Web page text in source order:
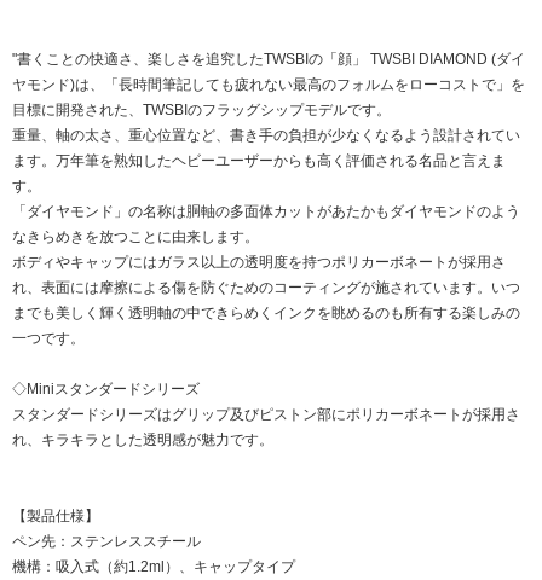
"書くことの快適さ、楽しさを追究したTWSBIの「顔」 TWSBI DIAMOND (ダイ
ヤモンド)は、「長時間筆記しても疲れない最高のフォルムをローコストで」を
目標に開発された、TWSBIのフラッグシップモデルです。
重量、軸の太さ、重心位置など、書き手の負担が少なくなるよう設計されてい
ます。万年筆を熟知したヘビーユーザーからも高く評価される名品と言えま
す。
「ダイヤモンド」の名称は胴軸の多面体カットがあたかもダイヤモンドのよう
なきらめきを放つことに由来します。
ボディやキャップにはガラス以上の透明度を持つポリカーボネートが採用さ
れ、表面には摩擦による傷を防ぐためのコーティングが施されています。いつ
までも美しく輝く透明軸の中できらめくインクを眺めるのも所有する楽しみの
一つです。
◇Miniスタンダードシリーズ
スタンダードシリーズはグリップ及びピストン部にポリカーボネートが採用さ
れ、キラキラとした透明感が魅力です。
【製品仕様】
ペン先：ステンレススチール
機構：吸入式（約1.2ml）、キャップタイプ